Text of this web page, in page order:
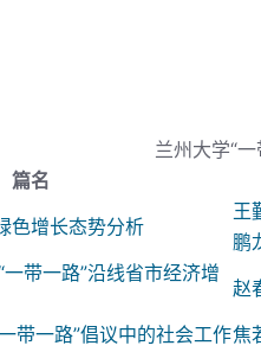
兰州大学“
篇名
色增长态势分析
王
鹏
一带一路”沿线省市经济增
赵
带一路”倡议中的社会工作焦